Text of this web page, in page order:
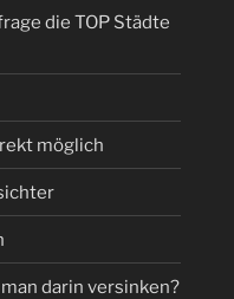
die TOP Städte
möglich
darin versinken?